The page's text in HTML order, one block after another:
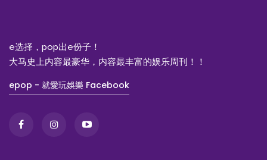
e选择，pop出e份子！
大马史上内容最豪华，内容最丰富的娱乐周刊！！
epop - 就愛玩娛樂 Facebook